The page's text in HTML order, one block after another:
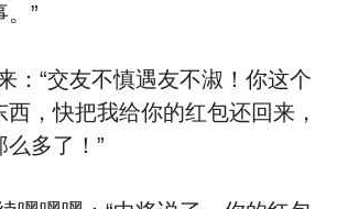
”
“交友不慎遇友不淑！你这个
，快把我给你的红包还回来，
多了！”